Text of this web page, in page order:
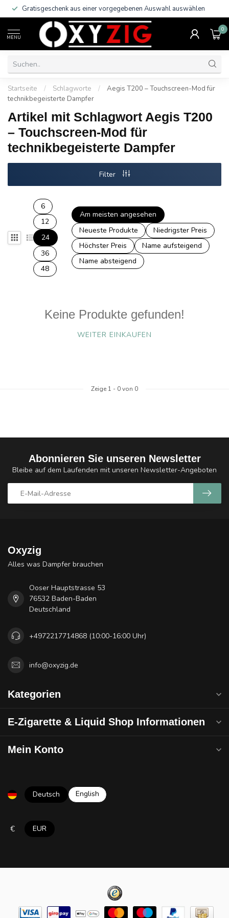
Gratisgeschenk aus einer vorgegebenen Auswahl auswählen
MENU
0
Startseite / Schlagworte /
Aegis T200 – Touchscreen-Mod für
technikbegeisterte Dampfer
Artikel mit Schlagwort Aegis T200
– Touchscreen-Mod für
technikbegeisterte Dampfer
Filter
6
12
24
36
48
Am meisten angesehen
Neueste Produkte
Niedrigster Preis
Höchster Preis
Name aufsteigend
Name absteigend
Keine Produkte gefunden!
WEITER EINKAUFEN
Zeige 1 - 0von 0
Abonnieren Sie unseren Newsletter
Bleibe auf dem Laufenden mit unseren Newsletter-Angeboten
Oxyzig
Alles was Dampfer brauchen
Ooser Hauptstrasse 53
76532 Baden-Baden
Deutschland
+4972217714868 (10:00-16:00 Uhr)
info@oxyzig.de
Kategorien
E-Zigarette & Liquid Shop Informationen
Mein Konto
Deutsch English
€ EUR